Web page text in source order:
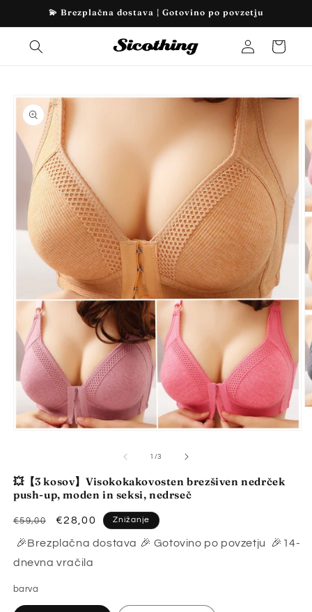
vsebino
💫 Brezplačna dostava | Gotovino po povzetju
Prijava Košarica
na
informacije
o izdelku
v
modalnem
načinu
1 /od
3
💥【3 kosov】Visokokakovosten brezšiven nedrček
push-up, moden in seksi, nedrseč
Redna
cena
€59,00
Znižana
cena
€28,00 Znižanje
🎉Brezplačna dostava 🎉 Gotovino po povzetju 🎉14-
dnevna vračila
barva